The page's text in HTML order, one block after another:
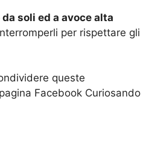
soli ed a avoce alta
per rispettare gli
queste
Facebook Curiosando